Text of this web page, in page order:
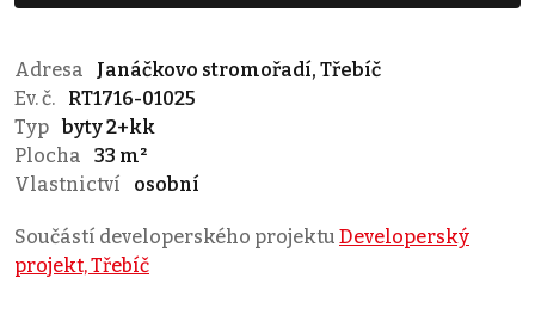
Adresa
Janáčkovo stromořadí, Třebíč
Ev. č.
RT1716-01025
Typ byty 2+kk
Plocha
33 m²
Vlastnictví
osobní
Součástí developerského projektu Developerský
projekt, Třebíč